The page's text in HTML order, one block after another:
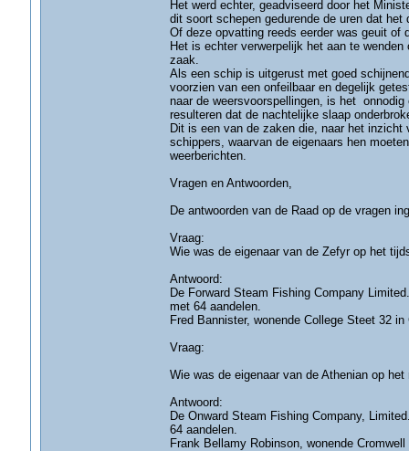
Het werd echter, geadviseerd door het
dit soort schepen gedurende de uren dat
Of deze opvatting reeds eerder was geuit of
Het is echter verwerpelijk het aan te
zaak.
Als een schip is uitgerust met goed
voorzien van een onfeilbaar en degelijk
naar de weersvoorspellingen, is het
resulteren dat de nachtelijke slaap
Dit is een van de zaken die, naar het inzicht
schippers, waarvan de eigenaars hen
weerberichten.
Vragen en Antwoorden,
De antwoorden van de Raad op de vragen
Vraag:
Wie was de eigenaar van de Zefyr op het
Antwoord:
De Forward Steam Fishing Company
met 64 aandelen.
Fred Bannister, wonende College Steet 32
Vraag:
Wie was de eigenaar van de Athenian op
Antwoord:
De Onward Steam Fishing Company,
64 aandelen.
Frank Bellamy Robinson, wonende